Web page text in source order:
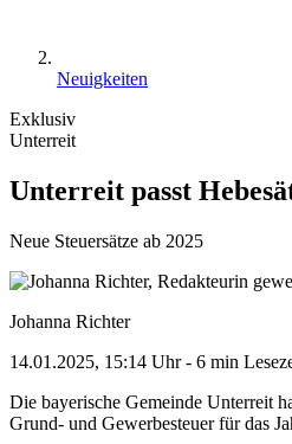
Neuigkeiten
Exklusiv
Unterreit
Unterreit passt
Neue Steuersätze ab 2025
Johanna Richter
14.01.2025, 15:14 Uhr- 6 min
Die bayerische Gemeinde Unterreit
Grund- und Gewerbesteuer für das